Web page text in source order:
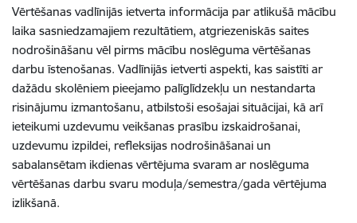
Vērtēšanas vadlīnijās ietverta informācija par atlikušā mācību
laika sasniedzamajiem rezultātiem, atgriezeniskās saites
nodrošināšanu vēl pirms mācību noslēguma vērtēšanas
darbu īstenošanas. Vadlīnijās ietverti aspekti, kas saistīti ar
dažādu skolēniem pieejamo palīglīdzekļu un nestandarta
risinājumu izmantošanu, atbilstoši esošajai situācijai, kā arī
ieteikumi uzdevumu veikšanas prasību izskaidrošanai,
uzdevumu izpildei, refleksijas nodrošināšanai un
sabalansētam ikdienas vērtējuma svaram ar noslēguma
vērtēšanas darbu svaru moduļa/semestra/gada vērtējuma
izlikšanā.